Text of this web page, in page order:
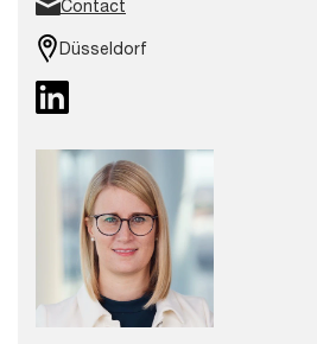
Contact
Düsseldorf